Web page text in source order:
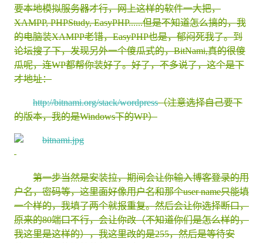
要本地模拟服务器才行，网上这样的软件一大把，
XAMPP, PHPStudy, EasyPHP......但是不知道怎么搞的，我
的电脑装XAMPP老错，EasyPHP也是，郁闷死我了。到
论坛搜了下，发现另外一个傻瓜式的，BitNami,真的很傻
瓜呢，连WP都帮你装好了。好了，不多说了，这个是下
才地址：
http://bitnami.org/stack/wordpress（注意选择自己要下
的版本，我的是Windows下的WP）
第一步当然是安装拉，期间会让你输入博客登录的用
户名，密码等，这里面好像用户名和那个user name只能填
一个样的，我填了两个就报重复。然后会让你选择断口，
原来的80端口不行，会让你改（不知道你们是怎么样的，
我这里是这样的），我这里改的是255，然后是等待安